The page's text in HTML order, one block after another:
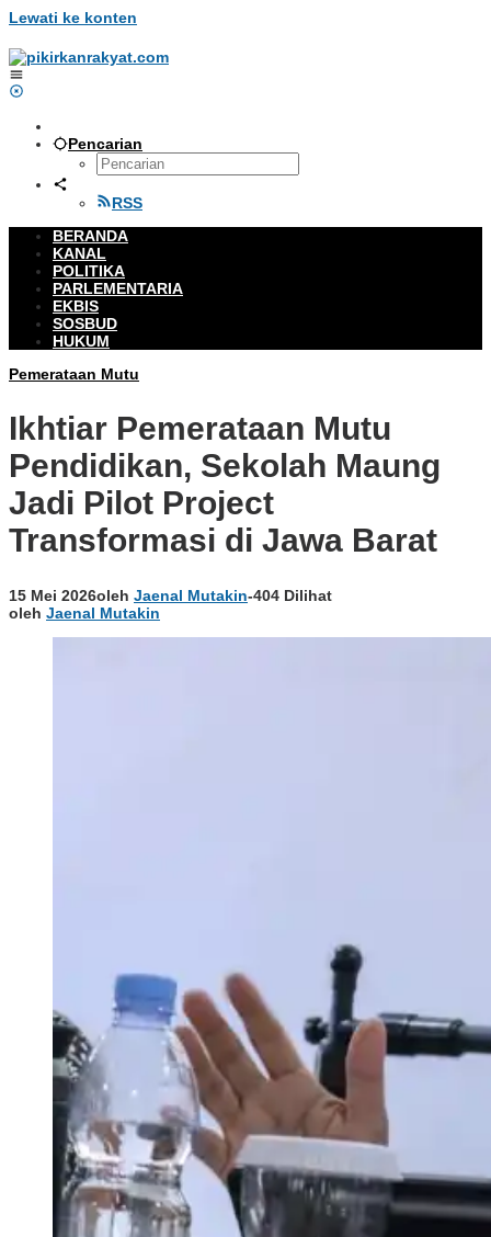
Lewati ke konten
Pencarian
RSS
BERANDA
KANAL
POLITIKA
PARLEMENTARIA
EKBIS
SOSBUD
HUKUM
Pemerataan Mutu
Ikhtiar Pemerataan Mutu
Pendidikan, Sekolah Maung
Jadi Pilot Project
Transformasi di Jawa Barat
15 Mei 2026oleh Jaenal Mutakin-404 Dilihat
oleh Jaenal Mutakin